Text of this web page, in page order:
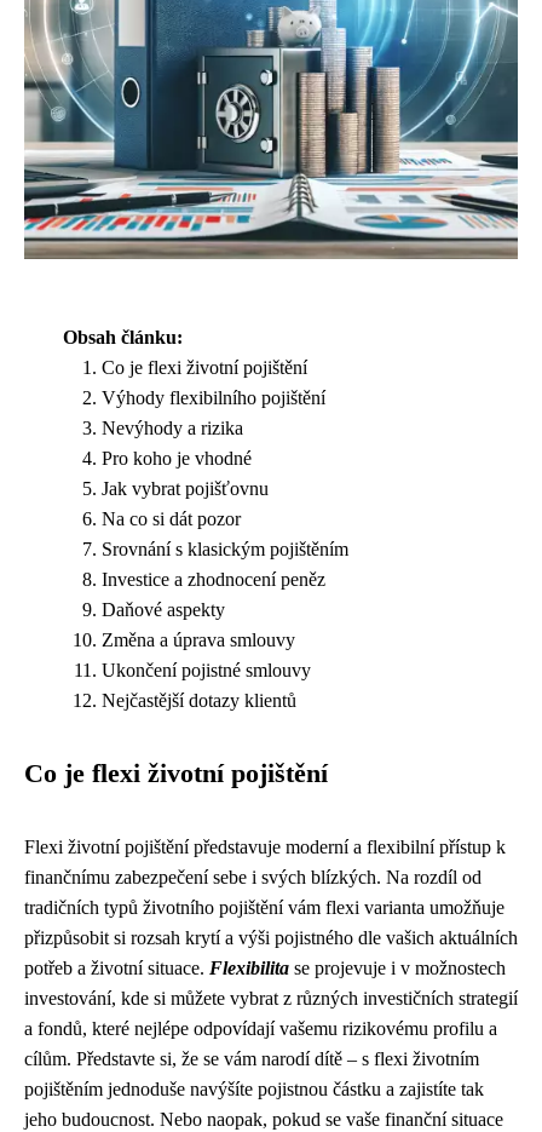
Obsah článku:
Co je flexi životní pojištění
Výhody flexibilního pojištění
Nevýhody a rizika
Pro koho je vhodné
Jak vybrat pojišťovnu
Na co si dát pozor
Srovnání s klasickým pojištěním
Investice a zhodnocení peněz
Daňové aspekty
Změna a úprava smlouvy
Ukončení pojistné smlouvy
Nejčastější dotazy klientů
Co je flexi životní pojištění
Flexi životní pojištění představuje moderní a flexibilní přístup k
finančnímu zabezpečení sebe i svých blízkých. Na rozdíl od
tradičních typů životního pojištění vám flexi varianta umožňuje
přizpůsobit si rozsah krytí a výši pojistného dle vašich aktuálních
potřeb a životní situace. Flexibilita se projevuje i v možnostech
investování, kde si můžete vybrat z různých investičních strategií
a fondů, které nejlépe odpovídají vašemu rizikovému profilu a
cílům. Představte si, že se vám narodí dítě – s flexi životním
pojištěním jednoduše navýšíte pojistnou částku a zajistíte tak
jeho budoucnost. Nebo naopak, pokud se vaše finanční situace